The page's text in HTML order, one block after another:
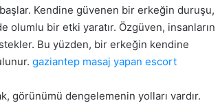
Kendine güvenen bir erkeğin duruşu,
olumlu bir etki yaratır. Özgüven, insanların
Bu yüzden, bir erkeğin kendine
gaziantep masaj yapan escort
görünümü dengelemenin yolları vardır.